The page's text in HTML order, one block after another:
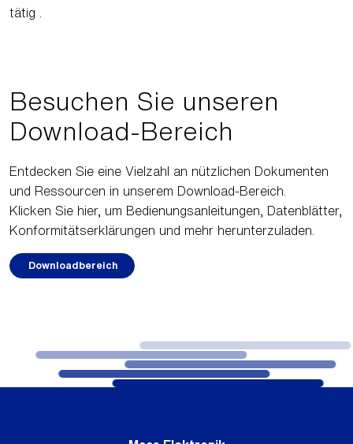
tätig .
Besuchen Sie unseren
Download-Bereich
Entdecken Sie eine Vielzahl an nützlichen Dokumenten
und Ressourcen in unserem Download-Bereich.
Klicken Sie hier, um Bedienungsanleitungen, Datenblätter,
Konformitätserklärungen und mehr herunterzuladen.
Downloadbereich